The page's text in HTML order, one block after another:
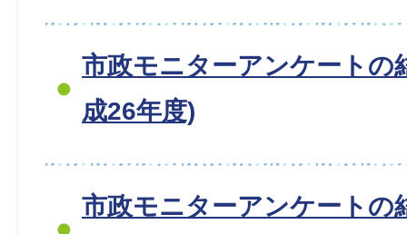
市政モニターアンケートの
成26年度)
市政モニターアンケートの